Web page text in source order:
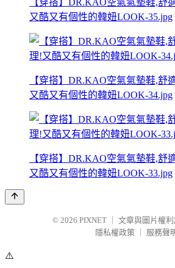
又酷又有個性的韓妞LOOK-35.jpg
【穿搭】DR.KAO空氣氣墊鞋,舒
又酷又有個性的韓妞LOOK-34.jpg
【穿搭】DR.KAO空氣氣墊鞋,舒
又酷又有個性的韓妞LOOK-33.jpg
© 2026 PIXNET
文章與圖片權
隱私權政策
服務聲
⚠️